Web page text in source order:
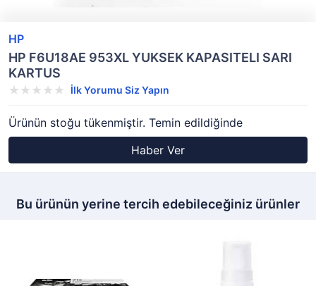
HP
HP F6U18AE 953XL YUKSEK KAPASITELI SARI
KARTUS
İlk Yorumu Siz Yapın
Ürünün stoğu tükenmiştir. Temin edildiğinde
Haber Ver
Bu ürünün yerine tercih edebileceğiniz ürünler